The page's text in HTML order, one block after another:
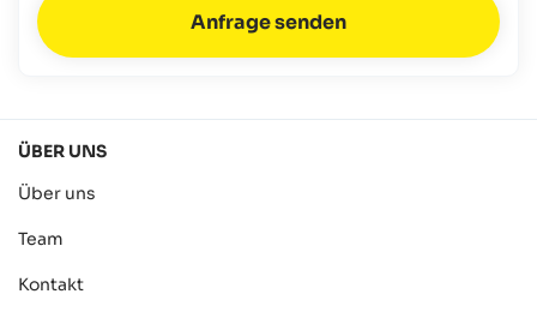
ÜBER UNS
Über uns
Team
Kontakt